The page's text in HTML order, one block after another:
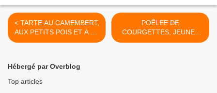
< TARTE AU CAMEMBERT,
AUX PETITS POIS ET A LA
COURGETTE
POÊLEE DE
COURGETTES, JEUNES
CEPES, AUX FRUITS DES
Hébergé par Overblog
Top articles